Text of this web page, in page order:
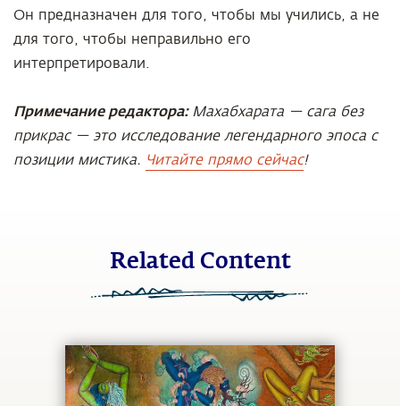
Он предназначен для того, чтобы мы учились, а не
для того, чтобы неправильно его
интерпретировали.
Примечание редактора: Махабхарата — сага без
прикрас — это исследование легендарного эпоса с
позиции мистика. Читайте прямо сейчас!
Related Content